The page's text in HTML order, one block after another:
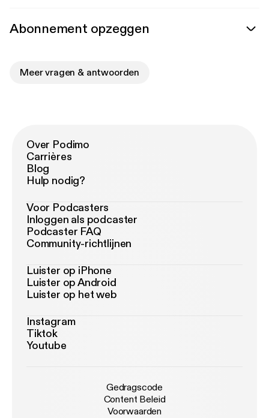
Abonnement opzeggen
Meer vragen & antwoorden
Over Podimo
Carrières
Blog
Hulp nodig?
Voor Podcasters
Inloggen als podcaster
Podcaster FAQ
Community-richtlijnen
Luister op iPhone
Luister op Android
Luister op het web
Instagram
Tiktok
Youtube
Gedragscode
Content Beleid
Voorwaarden